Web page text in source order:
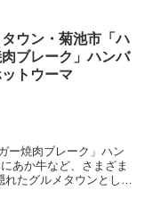
ウン・菊池市「ハ
ブレーク」ハンバ
トウーマ
ー焼肉ブレーク」ハン
あか牛など、さまざま
れたグルメタウンとして